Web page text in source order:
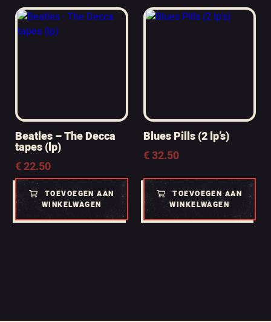
Beatles – The Decca
tapes (lp)
€22.50
TOEVOEGEN AAN
WINKELWAGEN
Blues Pills (2 lp’s)
€32.50
TOEVOEGEN AAN
WINKELWAGEN